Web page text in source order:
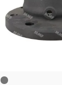
Brut